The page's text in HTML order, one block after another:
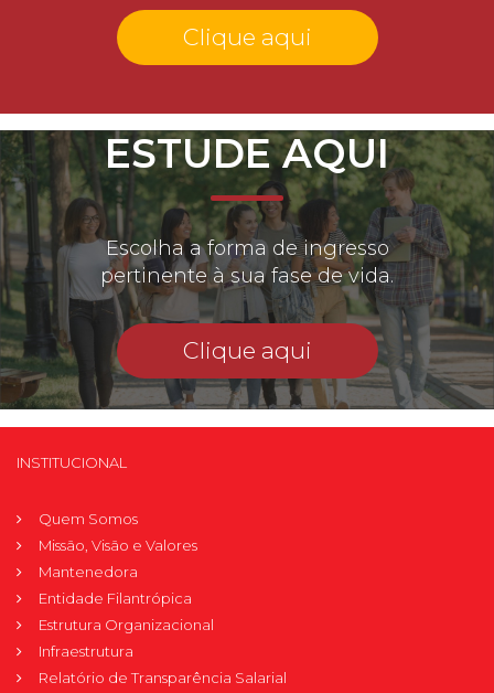
Clique aqui
ESTUDE AQUI
Escolha a forma de ingresso
pertinente à sua fase de vida.
Clique aqui
INSTITUCIONAL
Quem Somos
Missão, Visão e Valores
Mantenedora
Entidade Filantrópica
Estrutura Organizacional
Infraestrutura
Relatório de Transparência Salarial